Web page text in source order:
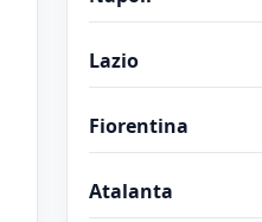
Lazio
Fiorentina
Atalanta